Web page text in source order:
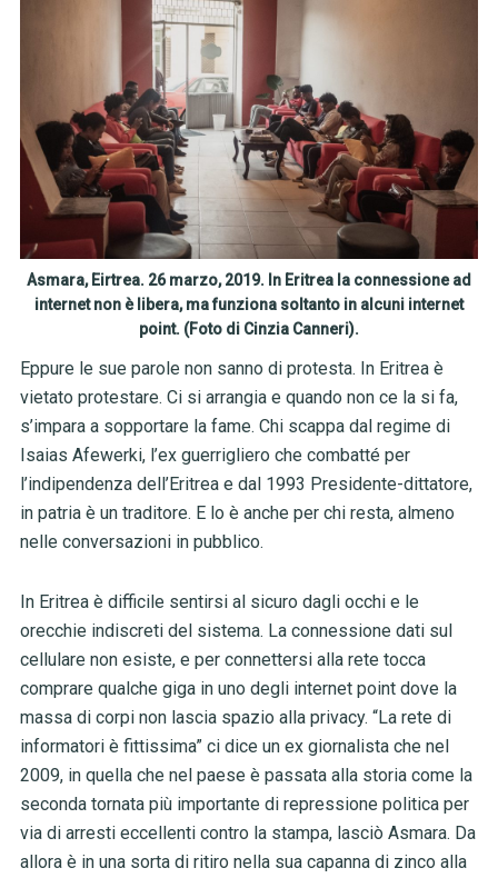
Asmara, Eirtrea. 26 marzo, 2019. In Eritrea la connessione ad
internet non è libera, ma funziona soltanto in alcuni internet
point. (Foto di Cinzia Canneri).
Eppure le sue parole non sanno di protesta. In Eritrea è
vietato protestare. Ci si arrangia e quando non ce la si fa,
s’impara a sopportare la fame. Chi scappa dal regime di
Isaias Afewerki, l’ex guerrigliero che combatté per
l’indipendenza dell’Eritrea e dal 1993 Presidente-dittatore,
in patria è un traditore. E lo è anche per chi resta, almeno
nelle conversazioni in pubblico.
In Eritrea è difficile sentirsi al sicuro dagli occhi e le
orecchie indiscreti del sistema. La connessione dati sul
cellulare non esiste, e per connettersi alla rete tocca
comprare qualche giga in uno degli internet point dove la
massa di corpi non lascia spazio alla privacy. “La rete di
informatori è fittissima” ci dice un ex giornalista che nel
2009, in quella che nel paese è passata alla storia come la
seconda tornata più importante di repressione politica per
via di arresti eccellenti contro la stampa, lasciò Asmara. Da
allora è in una sorta di ritiro nella sua capanna di zinco alla